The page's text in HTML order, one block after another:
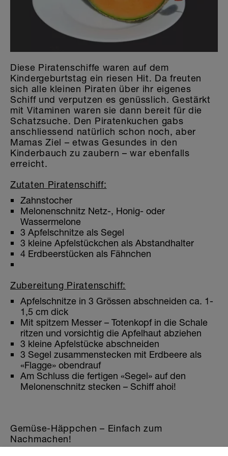
Diese Piratenschiffe waren auf dem
Kindergeburtstag ein riesen Hit. Da freuten
sich alle kleinen Piraten über ihr eigenes
Schiff und verputzen es genüsslich. Gestärkt
mit Vitaminen waren sie dann bereit für die
Schatzsuche. Den Piratenkuchen gabs
anschliessend natürlich schon noch, aber
Mamas Ziel – etwas Gesundes in den
Kinderbauch zu zaubern – war ebenfalls
erreicht.
Zutaten Piratenschiff:
Zahnstocher
Melonenschnitz Netz-, Honig- oder
Wassermelone
3 Apfelschnitze als Segel
3 kleine Apfelstückchen als Abstandhalter
4 Erdbeerstücken als Fähnchen
Zubereitung Piratenschiff:
Apfelschnitze in 3 Grössen abschneiden ca. 1-
1,5 cm dick
Mit spitzem Messer – Totenkopf in die Schale
ritzen und vorsichtig die Apfelhaut abziehen
3 kleine Apfelstücke abschneiden
3 Segel zusammenstecken mit Erdbeere als
«Flagge» obendrauf
Am Schluss die fertigen «Segel» auf den
Melonenschnitz stecken – Schiff ahoi!
Gemüse-Häppchen – Einfach zum
Nachmachen!